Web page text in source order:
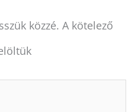
közzé. A kötelező